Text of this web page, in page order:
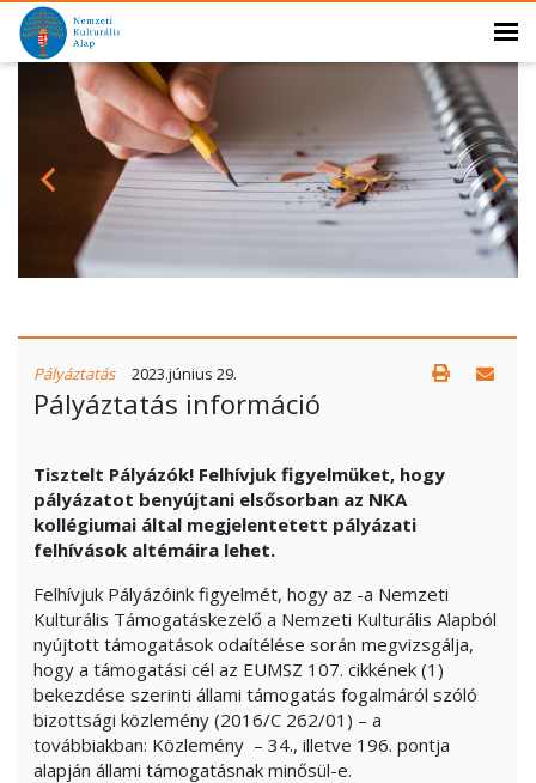
Pályáztatás 2023.június 29.
Pályáztatás információ
Tisztelt Pályázók! Felhívjuk figyelmüket, hogy
pályázatot benyújtani elsősorban az NKA
kollégiumai által megjelentetett pályázati
felhívások altémáira lehet.
Felhívjuk Pályázóink figyelmét, hogy az -a Nemzeti
Kulturális Támogatáskezelő a Nemzeti Kulturális Alapból
nyújtott támogatások odaítélése során megvizsgálja,
hogy a támogatási cél az EUMSZ 107. cikkének (1)
bekezdése szerinti állami támogatás fogalmáról szóló
bizottsági közlemény (2016/C 262/01) – a
továbbiakban: Közlemény – 34., illetve 196. pontja
alapján állami támogatásnak minősül-e.